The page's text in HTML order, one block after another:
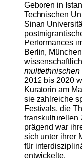
Geboren in
Technischen
Sinan
Performances
Berlin,
multiethnischen
2012 bis 2020
Kuratorin am
sie zahlreiche
Festivals, die
transkulturellen
prägend war
sich unter ihrer
für
entwickelte.